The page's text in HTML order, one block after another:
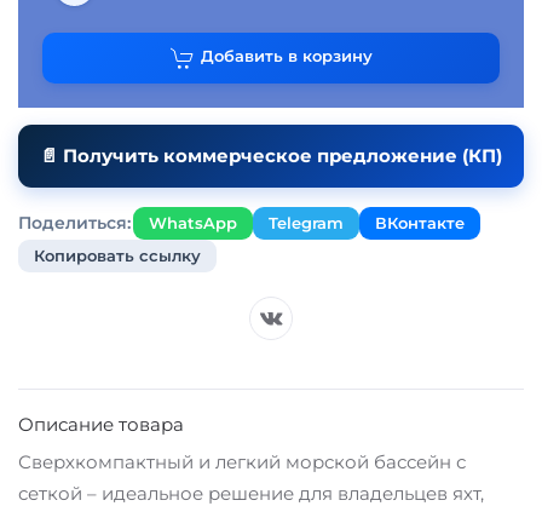
Добавить в корзину
📄 Получить коммерческое предложение (КП)
Поделиться: WhatsApp Telegram
ВКонтакте
Копировать ссылку
Описание товара
Сверхкомпактный и легкий морской бассейн с
сеткой – идеальное решение для владельцев яхт,